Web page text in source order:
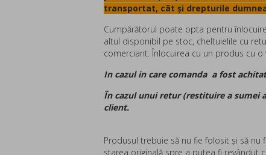
transportat, cât și drepturile
Cumpărătorul poate opta pentru
altul disponibil pe stoc, cheltuielile cu
comerciant. Înlocuirea cu un produs cu
In cazul in care comanda a fost
În cazul unui retur (restituire a sumei
client.
Produsul trebuie să nu fie folosit și să
starea originală spre a putea fi revândut